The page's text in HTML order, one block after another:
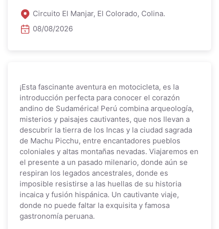
Circuito El Manjar, El Colorado, Colina.
08/08/2026
¡Esta fascinante aventura en motocicleta, es la
introducción perfecta para conocer el corazón
andino de Sudamérica! Perú combina arqueología,
misterios y paisajes cautivantes, que nos llevan a
descubrir la tierra de los Incas y la ciudad sagrada
de Machu Picchu, entre encantadores pueblos
coloniales y altas montañas nevadas. Viajaremos en
el presente a un pasado milenario, donde aún se
respiran los legados ancestrales, donde es
imposible resistirse a las huellas de su historia
incaica y fusión hispánica. Un cautivante viaje,
donde no puede faltar la exquisita y famosa
gastronomía peruana.